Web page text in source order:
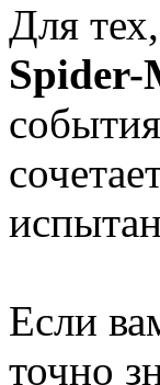
Для
Spider-
Если
точно